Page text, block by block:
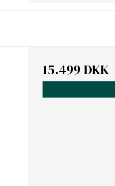
15.499 DKK